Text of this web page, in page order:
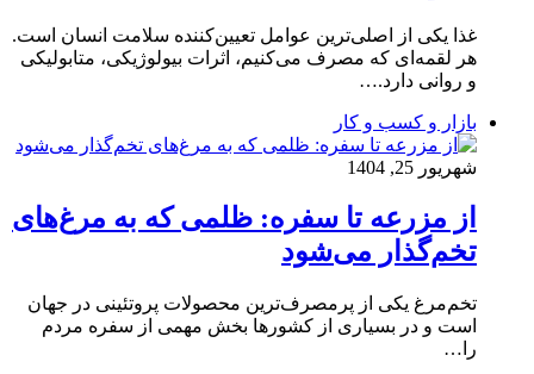
غذا یکی از اصلی‌ترین عوامل تعیین‌کننده سلامت انسان است.
هر لقمه‌ای که مصرف می‌کنیم، اثرات بیولوژیکی، متابولیکی
و روانی دارد.…
بازار و کسب و کار
شهریور 25, 1404
از مزرعه تا سفره: ظلمی که به مرغ‌های
تخم‌گذار می‌شود
تخم‌مرغ یکی از پرمصرف‌ترین محصولات پروتئینی در جهان
است و در بسیاری از کشورها بخش مهمی از سفره مردم
را…